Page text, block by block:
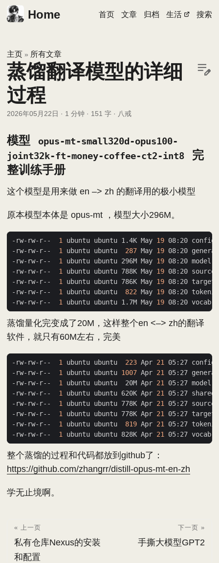
Home 首页 文章 归档 生活 搜索
主页 » 所有文章
蒸馏翻译模型的详细
过程
2026年05月22日 · 1 分钟 · 151 字 · 八戒
模型
opus-mt-small320d-opus100-
joint32k-ft-money-coffee-ct2-int8
完
整训练手册
这个模型是用来做 en –> zh 的翻译用的极小模型
原本模型本体是 opus-mt ，模型大小296M。
-rw-rw-r-- 1 ubuntu ubuntu 1.4K May 19
-rw-rw-r-- 1 ubuntu ubuntu 287 May 19
-rw-rw-r-- 1 ubuntu ubuntu 296M May 19
-rw-rw-r-- 1 ubuntu ubuntu 788K May 19
-rw-rw-r-- 1 ubuntu ubuntu 786K May 19
-rw-rw-r-- 1 ubuntu ubuntu 822 May 19
-rw-rw-r-- 1 ubuntu ubuntu 1.7M May 19
蒸馏量化完变成了20M，这样整个en <–> zh的翻译
软件，就只有60M左右，完美
-rw-rw-r-- 1 ubuntu ubuntu 223 Apr 21
-rw-rw-r-- 1 ubuntu ubuntu 1007 Apr 21
-rw-rw-r-- 1 ubuntu ubuntu  20M Apr 21
-rw-rw-r-- 1 ubuntu ubuntu 620K Apr 21
-rw-rw-r-- 1 ubuntu ubuntu 778K Apr 21
-rw-rw-r-- 1 ubuntu ubuntu 778K Apr 21
-rw-rw-r-- 1 ubuntu ubuntu 819 Apr 21
-rw-rw-r-- 1 ubuntu ubuntu 828K Apr 21
整个蒸馏的过程和代码都放到github了：
https://github.com/zhangrr/distill-opus-mt-en-zh
学无止境啊。
« 上一页
私有仓库Nexus的安装
和配置
下一页 »
手撕大模型GPT2